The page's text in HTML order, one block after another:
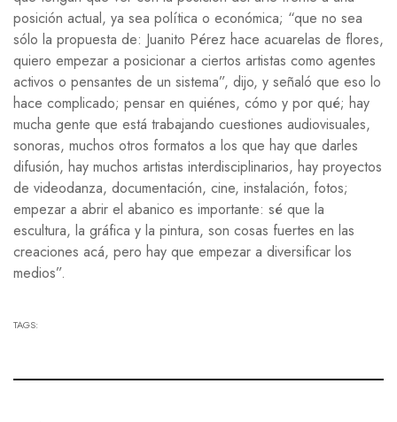
posición actual, ya sea política o económica; “que no sea
sólo la propuesta de: Juanito Pérez hace acuarelas de flores,
quiero empezar a posicionar a ciertos artistas como agentes
activos o pensantes de un sistema”, dijo, y señaló que eso lo
hace complicado; pensar en quiénes, cómo y por qué; hay
mucha gente que está trabajando cuestiones audiovisuales,
sonoras, muchos otros formatos a los que hay que darles
difusión, hay muchos artistas interdisciplinarios, hay proyectos
de videodanza, documentación, cine, instalación, fotos;
empezar a abrir el abanico es importante: sé que la
escultura, la gráfica y la pintura, son cosas fuertes en las
creaciones acá, pero hay que empezar a diversificar los
medios”.
TAGS: